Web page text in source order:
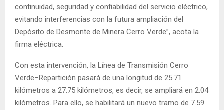
continuidad, seguridad y confiabilidad del servicio eléctrico,
evitando interferencias con la futura ampliación del
Depósito de Desmonte de Minera Cerro Verde”, acota la
firma eléctrica.
Con esta intervención, la Línea de Transmisión Cerro
Verde–Repartición pasará de una longitud de 25.71
kilómetros a 27.75 kilómetros, es decir, se ampliará en 2.04
kilómetros. Para ello, se habilitará un nuevo tramo de 7.59